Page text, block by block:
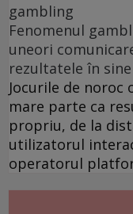
gambling
Fenomenul
uneori
rezultatele în sine
Jocurile de
mare parte ca
propriu, de la
utilizatorul
operatorul